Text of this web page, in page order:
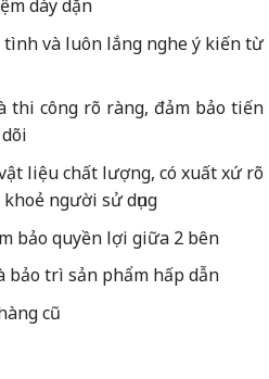
dày dặn
và luôn lắng nghe ý kiến từ
thi công rõ ràng, đảm bảo tiến
liệu chất lượng, có xuất xứ rõ
người sử dụng
bảo quyền lợi giữa 2 bên
bảo trì sản phẩm hấp dẫn
cũ